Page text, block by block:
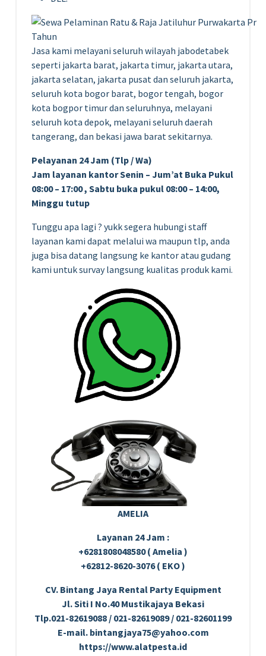
Jasa kami melayani seluruh wilayah jabodetabek
seperti jakarta barat, jakarta timur, jakarta utara,
jakarta selatan, jakarta pusat dan seluruh jakarta,
seluruh kota bogor barat, bogor tengah, bogor
kota bogpor timur dan seluruhnya, melayani
seluruh kota depok, melayani seluruh daerah
tangerang, dan bekasi jawa barat sekitarnya.
Pelayanan 24 Jam (Tlp / Wa)
Jam layanan kantor Senin – Jum’at Buka Pukul
08:00 – 17:00 , Sabtu buka pukul 08:00 – 14:00,
Minggu tutup
Tunggu apa lagi ? yukk segera hubungi staff
layanan kami dapat melalui wa maupun tlp, anda
juga bisa datang langsung ke kantor atau gudang
kami untuk survay langsung kualitas produk kami.
AMELIA
Layanan 24 Jam :
+6281808048580 ( Amelia )
+62812-8620-3076 ( EKO )
CV. Bintang Jaya Rental Party Equipment
Jl. Siti I No.40 Mustikajaya Bekasi
Tlp.021-82619088 / 021-82619089 / 021-82601199
E-mail. bintangjaya75@yahoo.com
https://www.alatpesta.id